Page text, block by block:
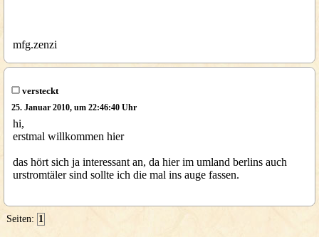
mfg.zenzi
versteckt
25. Januar 2010, um 22:46:40 Uhr
hi,
erstmal willkommen hier
das hört sich ja interessant an, da hier im umland berlins auch
urstromtäler sind sollte ich die mal ins auge fassen.
Seiten: 1